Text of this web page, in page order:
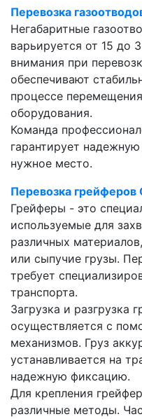
Перевозка
Негабаритные
варьируется от 15 до
внимания при
обеспечивают
процессе
оборудования.
Команда
гарантирует
нужное место.
Перевозка грейферов
Грейферы - это
используемые для
различных
или сыпучие грузы.
требует
транспорта.
Загрузка и разгрузка
осуществляется с
механизмов. Груз
устанавливается на
надежную фиксацию.
Для крепления
различные методы.